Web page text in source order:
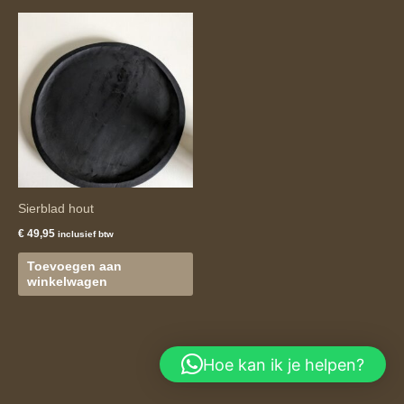
Sierblad hout
€ 49,95 inclusief btw
Toevoegen aan
winkelwagen
Hoe kan ik je helpen?